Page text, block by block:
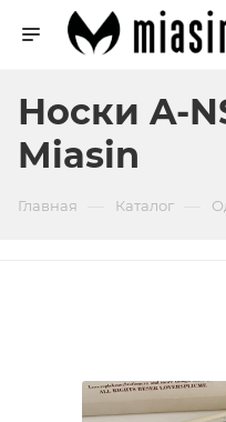
Носки A-
Miasin
Главная Каталог